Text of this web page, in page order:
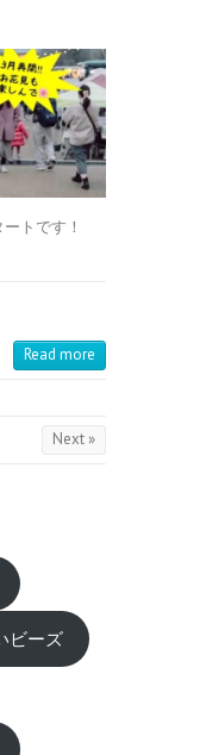
トです！
Read more
Next »
ビーズ